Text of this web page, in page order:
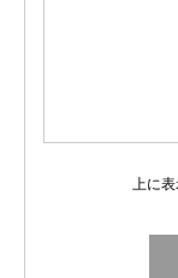
上に